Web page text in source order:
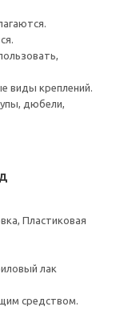
виды креплений.
дюбели,
Пластиковая
лак
средством.